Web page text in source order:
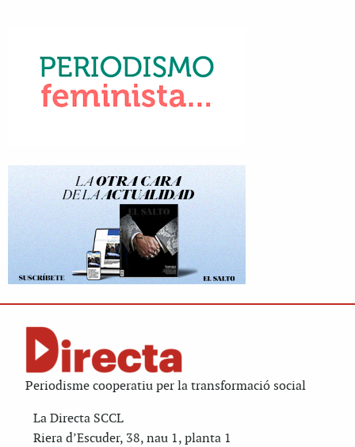
Periodisme cooperatiu per la transformació social
La Directa SCCL
Riera d’Escuder, 38, nau 1, planta 1